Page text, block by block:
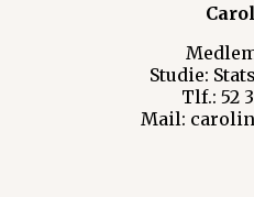
Studie:
Tlf.: 52
Mail: